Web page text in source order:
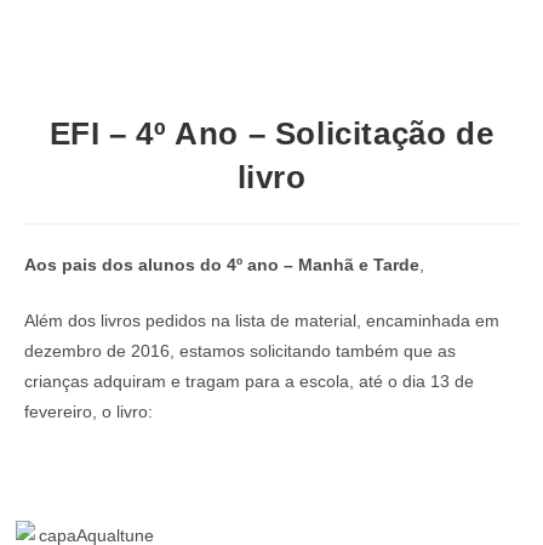
EFI – 4º Ano – Solicitação de
livro
Aos pais dos alunos do 4º ano – Manhã e Tarde,
Além dos livros pedidos na lista de material, encaminhada em
dezembro de 2016, estamos solicitando também que as
crianças adquiram e tragam para a escola, até o dia 13 de
fevereiro, o livro: